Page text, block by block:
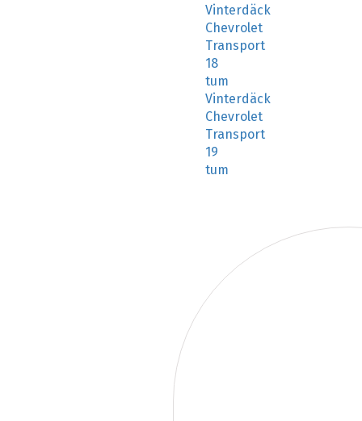
Vinterdäck
Chevrolet
Transport
18
tum
Vinterdäck
Chevrolet
Transport
19
tum